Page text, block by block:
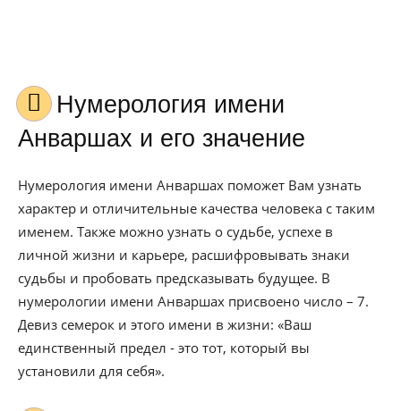
Нумерология имени
Анваршах и его значение
Нумерология имени Анваршах поможет Вам узнать
характер и отличительные качества человека с таким
именем. Также можно узнать о судьбе, успехе в
личной жизни и карьере, расшифровывать знаки
судьбы и пробовать предсказывать будущее. В
нумерологии имени Анваршах присвоено число – 7.
Девиз семерок и этого имени в жизни: «Ваш
единственный предел - это тот, который вы
установили для себя».